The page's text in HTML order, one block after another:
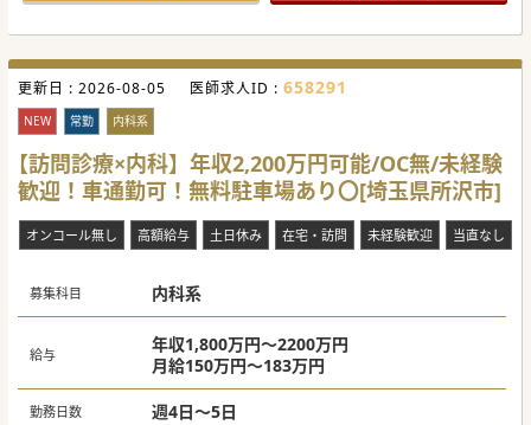
更新日 : 2026-08-05 医師求人ID : 658291
NEW 常勤 内科系
【訪問診療×内科】年収2,200万円可能/OC無/未経験
歓迎！車通勤可！無料駐車場あり〇[埼玉県所沢市]
オンコール無し 高額給与 土日休み 在宅・訪問 未経験歓迎 当直なし
募集科目 内科系
給与
年収1,800万円～2200万円
月給150万円～183万円
勤務日数 週4日～5日